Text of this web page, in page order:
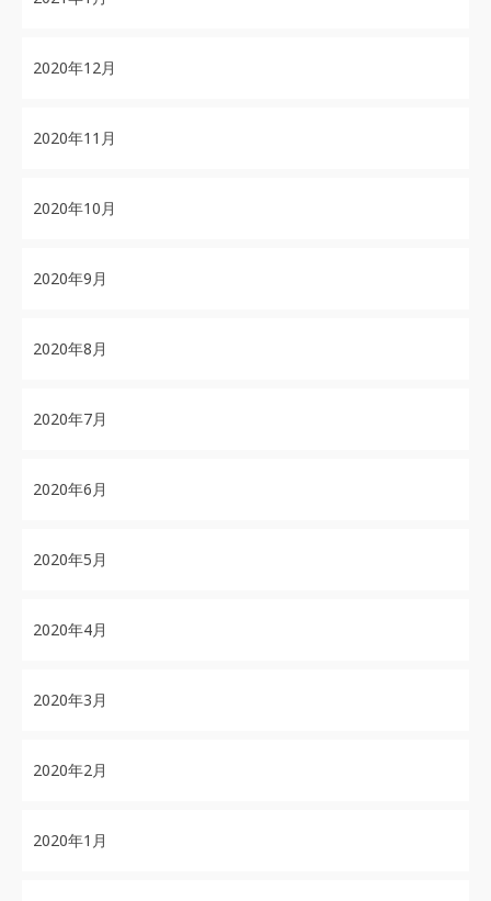
2020年12月
2020年11月
2020年10月
2020年9月
2020年8月
2020年7月
2020年6月
2020年5月
2020年4月
2020年3月
2020年2月
2020年1月